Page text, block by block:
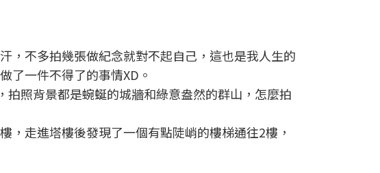
，不多拍幾張做紀念就對不起自己，這也是我人生的
了一件不得了的事情XD。
照背景都是蜿蜒的城牆和綠意盎然的群山，怎麼拍
，走進塔樓後發現了一個有點陡峭的樓梯通往2樓，